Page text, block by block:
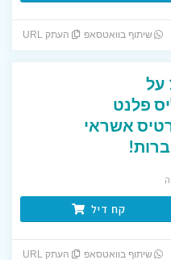
שיתוף בוואטסאפ העתק URL
הטבת 1+1 על
פלנט
אשראי
קח דיל
שיתוף בוואטסאפ העתק URL